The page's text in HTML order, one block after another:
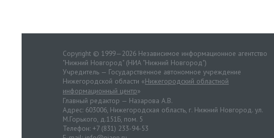
Copyright © 1999—2026 Независимое информационное агентство
"Нижний Новгород" (НИА "Нижний Новгород")
Учредитель — Государственное автономное учреждение
Нижегородской области «Нижегородский областной
информационный центр»
Главный редактор — Назарова А.В.
Адрес: 603006, Нижегородская область, г. Нижний Новгород. ул.
М.Горького, д.151Б, пом. 5
Телефон: +7 (831) 233-94-53